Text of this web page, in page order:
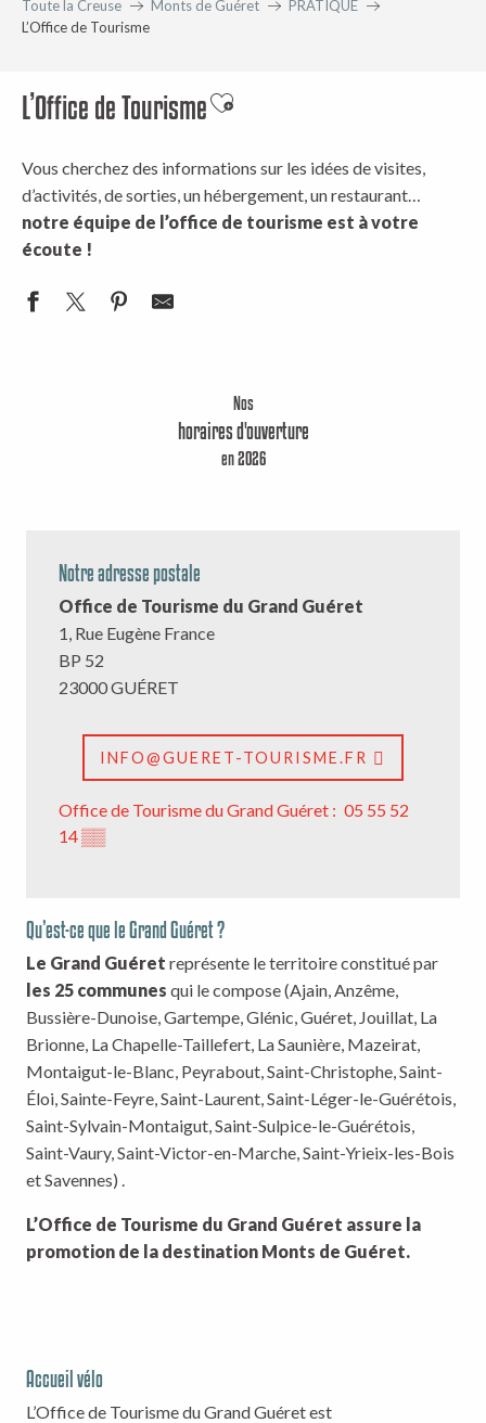
Toute la Creuse Monts de Guéret
PRATIQUE
L’Office de Tourisme
L’Office de TourismeAjouter aux favoris
Vous cherchez des informations sur les idées de visites,
d’activités, de sorties, un hébergement, un restaurant…
notre équipe de l’office de tourisme est à votre
écoute !
Nos
horaires d'ouverture
en 2026
Notre adresse postale
Office de Tourisme du Grand Guéret
1, Rue Eugène France
BP 52
23000 GUÉRET
INFO@GUERET-TOURISME.FR
Office de Tourisme du Grand Guéret : 05 55 52
14▒▒
Qu’est-ce que le Grand Guéret ?
Le Grand Guéret représente le territoire constitué par
les 25 communes qui le compose (Ajain, Anzême,
Bussière-Dunoise, Gartempe, Glénic, Guéret, Jouillat, La
Brionne, La Chapelle-Taillefert, La Saunière, Mazeirat,
Montaigut-le-Blanc, Peyrabout, Saint-Christophe, Saint-
Éloi, Sainte-Feyre, Saint-Laurent, Saint-Léger-le-Guérétois,
Saint-Sylvain-Montaigut, Saint-Sulpice-le-Guérétois,
Saint-Vaury, Saint-Victor-en-Marche, Saint-Yrieix-les-Bois
et Savennes) .
L’Office de Tourisme du Grand Guéret assure la
promotion de la destination Monts de Guéret.
Accueil vélo
L’Office de Tourisme du Grand Guéret est